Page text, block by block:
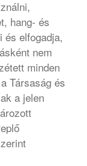
hang- és
és elfogadja,
nem
minden
Társaság és
a jelen